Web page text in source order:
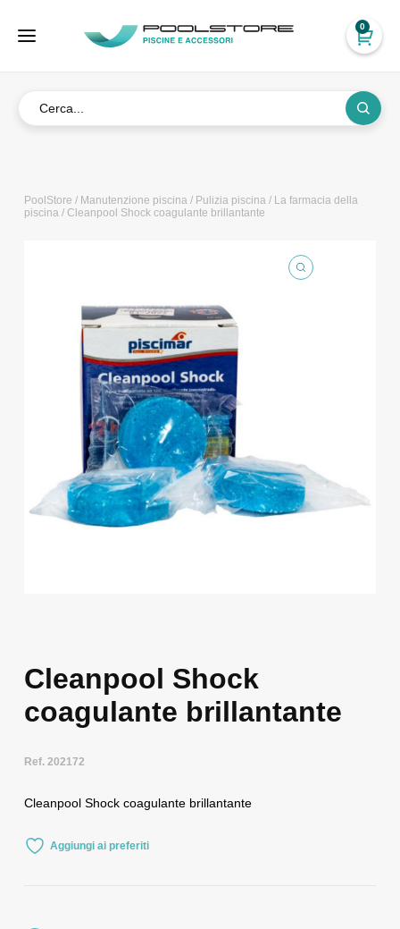
0
PoolStore / Manutenzione piscina/ Pulizia piscina/ La farmacia della
piscina/ Cleanpool Shock coagulante brillantante
Cleanpool Shock
coagulante brillantante
Ref. 202172
Cleanpool Shock coagulante brillantante
Aggiungi ai preferiti